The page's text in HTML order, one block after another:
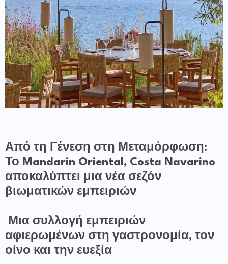
Από τη Γένεση στη Μεταμόρφωση:
Το Mandarin Oriental, Costa Navarino
αποκαλύπτει μια νέα σεζόν
βιωματικών εμπειριών
Μια συλλογή εμπειριών
αφιερωμένων στη γαστρονομία, τον
οίνο και την ευεξία